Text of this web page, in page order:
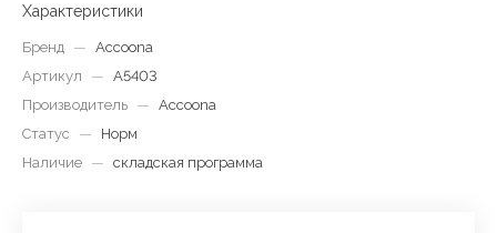
Характеристики
Бренд — Accoona
Артикул
— A5403
Производитель — Accoona
Статус
—
Норм
Наличие — складская программа